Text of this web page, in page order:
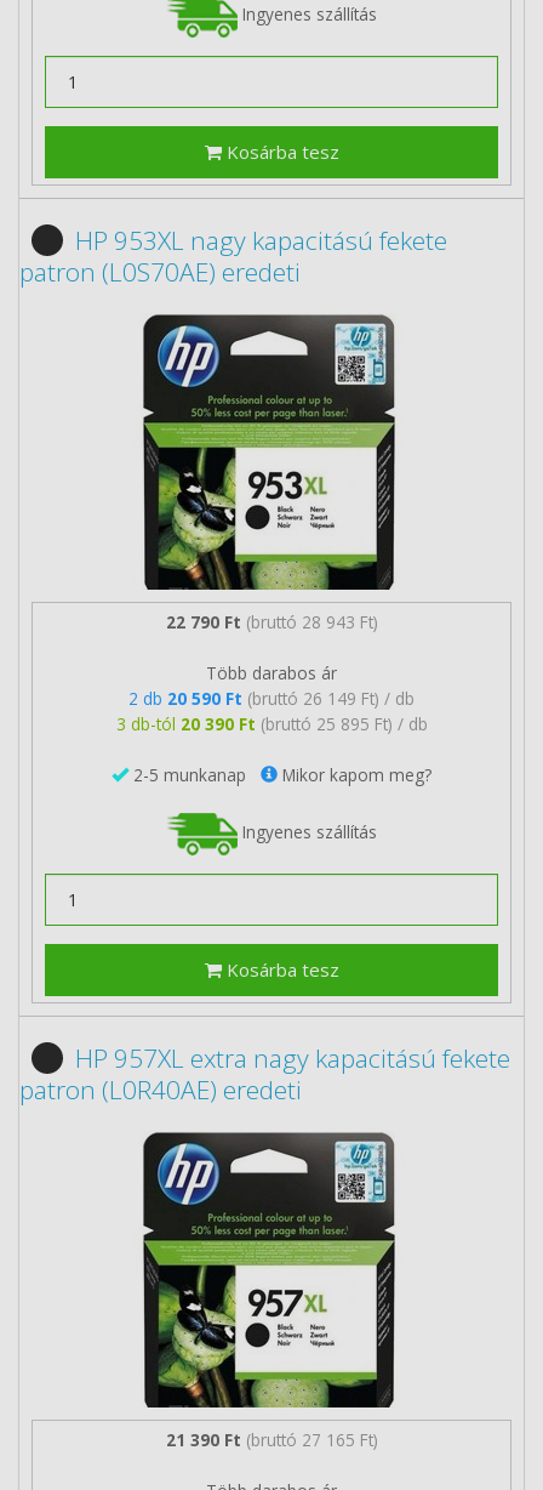
Ingyenes szállítás
Kosárba tesz
HP 953XL nagy kapacitású fekete
patron (L0S70AE) eredeti
22 790 Ft (bruttó 28 943 Ft)
Több darabos ár
2 db 20 590 Ft (bruttó 26 149 Ft) / db
3 db-tól 20 390 Ft (bruttó 25 895 Ft) / db
2-5 munkanap Mikor kapom meg?
Ingyenes szállítás
Kosárba tesz
HP 957XL extra nagy kapacitású fekete
patron (L0R40AE) eredeti
21 390 Ft (bruttó 27 165 Ft)